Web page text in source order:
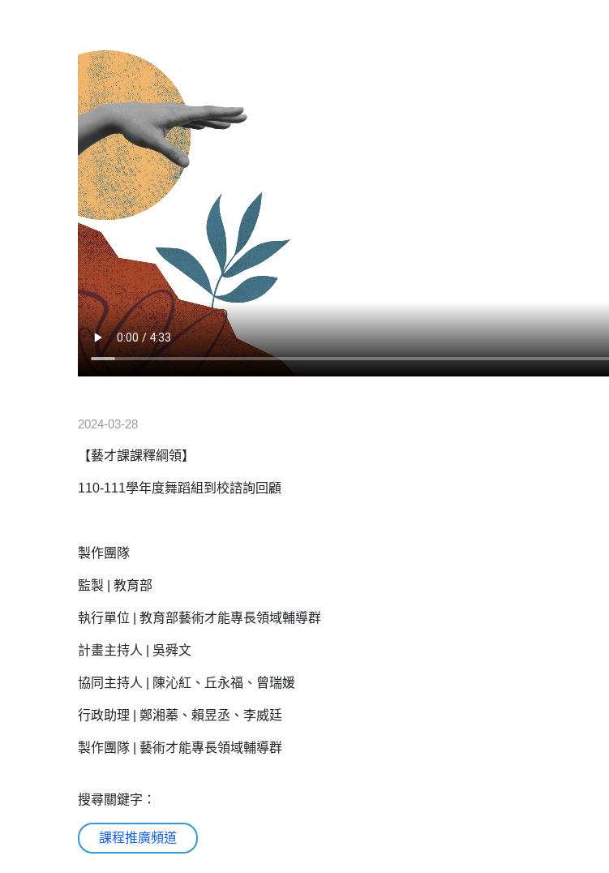
2024-03-28
【藝才課課釋綱領】
110-111學年度舞蹈組到校諮詢回顧
製作團隊
監製 | 教育部
執行單位 | 教育部藝術才能專長領域輔導群
計畫主持人 | 吳舜文
協同主持人 | 陳沁紅、丘永福、曾瑞媛
行政助理 | 鄭湘蓁、賴昱丞、李威廷
製作團隊 | 藝術才能專長領域輔導群
搜尋關鍵字：
課程推廣頻道